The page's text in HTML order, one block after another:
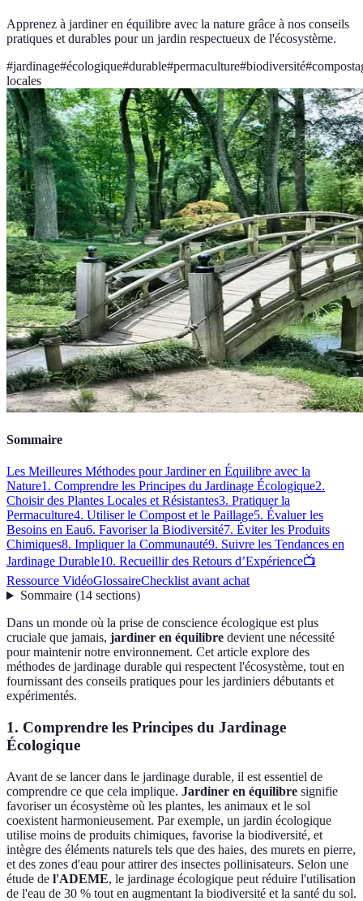
Apprenez à jardiner en équilibre avec la nature grâce à nos conseils
pratiques et durables pour un jardin respectueux de l'écosystème.
#jardinage#écologique#durable#permaculture#biodiversité#
locales
Sommaire
Les Meilleures Méthodes pour Jardiner en Équilibre avec la
Nature1. Comprendre les Principes du Jardinage Écologique2.
Choisir des Plantes Locales et Résistantes3. Pratiquer la
Permaculture4. Utiliser le Compost et le Paillage5. Évaluer les
Besoins en Eau6. Favoriser la Biodiversité7. Éviter les Produits
Chimiques8. Impliquer la Communauté9. Suivre les Tendances en
Jardinage Durable10. Recueillir des Retours d’Expérience📺
Ressource VidéoGlossaireChecklist avant achat
Sommaire(14 sections)
Dans un monde où la prise de conscience écologique est plus
cruciale que jamais, jardiner en équilibre devient une nécessité
pour maintenir notre environnement. Cet article explore des
méthodes de jardinage durable qui respectent l'écosystème, tout en
fournissant des conseils pratiques pour les jardiniers débutants et
expérimentés.
1. Comprendre les Principes du Jardinage
Écologique
Avant de se lancer dans le jardinage durable, il est essentiel de
comprendre ce que cela implique. Jardiner en équilibre signifie
favoriser un écosystème où les plantes, les animaux et le sol
coexistent harmonieusement. Par exemple, un jardin écologique
utilise moins de produits chimiques, favorise la biodiversité, et
intègre des éléments naturels tels que des haies, des murets en pierre,
et des zones d'eau pour attirer des insectes pollinisateurs. Selon une
étude de l'ADEME, le jardinage écologique peut réduire l'utilisation
de l'eau de 30 % tout en augmentant la biodiversité et la santé du sol.